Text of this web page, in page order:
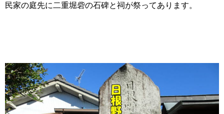
民家の庭先に二重堀砦の石碑と祠が祭ってあります。